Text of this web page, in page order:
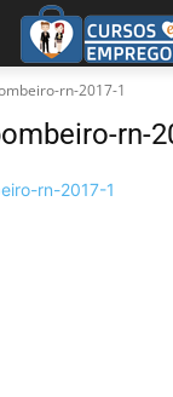
rn-2017-1
rn-